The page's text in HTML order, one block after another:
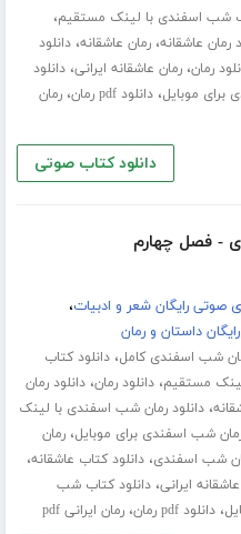
شب اسفندی با لینک مستقیم،
رمان عاشقانه،رمان عاشقانه،دانلود
رمان،رمان عاشقانه ایرانی،دانلود
موبایل،دانلود pdf رمان ،رمان
دانلود کتاب صوتی
- فصل چهارم
صوتی رایگان شعر و ادبیات،
داستان و رمان
،دانلود کتاب
مستقیم،دانلود رمان،دانلود رمان
،دانلود رمان شب اسفندی با لینک
رمان شب اسفندی برای موبایل،رمان
شب اسفندی،دانلود کتاب عاشقانه،
ایرانی،دانلود کتاب شب
،دانلود pdf رمان ،رمان ایرانی pdf